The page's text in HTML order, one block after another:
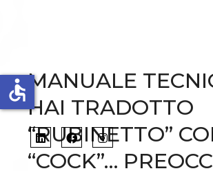
MANUALE
HAI TRADOTTO
“RUBINETTO”
“COCK”…
accessible